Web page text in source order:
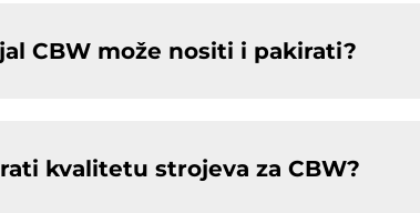
CBW može nositi i pakirati?
kvalitetu strojeva za CBW?